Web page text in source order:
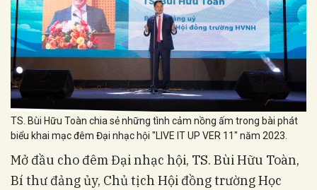
TS. Bùi Hữu Toàn chia sẻ những tình cảm nồng ấm trong bài phát
biểu khai mạc đêm Đại nhạc hội "LIVE IT UP VER 11" năm 2023.
Mở đầu cho đêm Đại nhạc hội, TS. Bùi Hữu Toàn,
Bí thư đảng ủy, Chủ tịch Hội đồng trường Học